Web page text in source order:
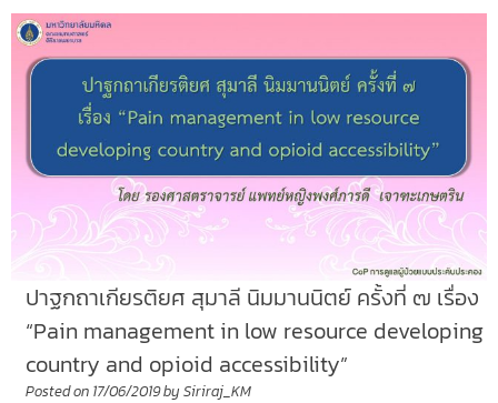
ปาฐกถาเกียรติยศ สุมาลี นิมมานนิตย์ ครั้งที่ ๗ เรื่อง
“Pain management in low resource developing
country and opioid accessibility”
Posted on 17/06/2019by Siriraj_KM